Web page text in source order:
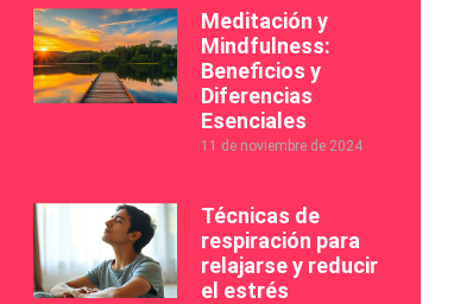
Meditación y
Mindfulness:
Beneficios y
Diferencias
Esenciales
11 de noviembre de 2024
Técnicas de
respiración para
relajarse y reducir
el estrés